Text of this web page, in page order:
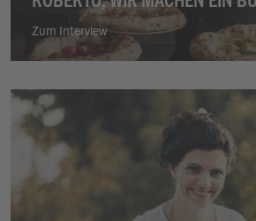
Zum Interview